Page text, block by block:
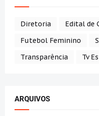
Diretoria Edital de
Futebol Feminino
Transparência
Tv
ARQUIVOS